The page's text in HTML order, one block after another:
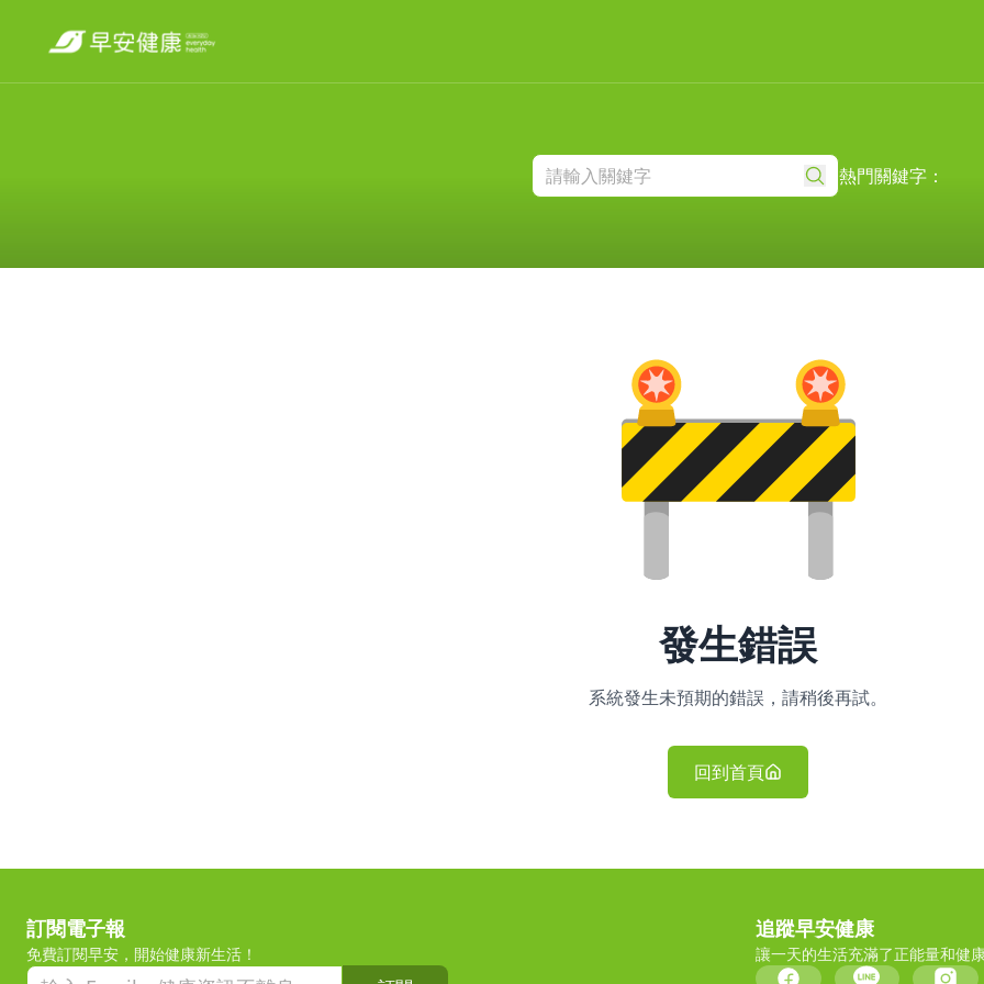
熱門關鍵字：
發生錯誤
系統發生未預期的錯誤，請稍後再試。
回到首頁
訂閱電子報
免費訂閱早安，開始健康新生活！
追蹤早安健康
讓一天的生活充滿了正能量和健